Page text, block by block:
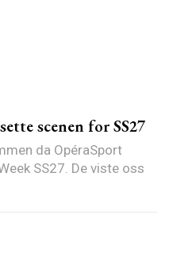
scenen for SS27
da OpéraSport
SS27. De viste oss